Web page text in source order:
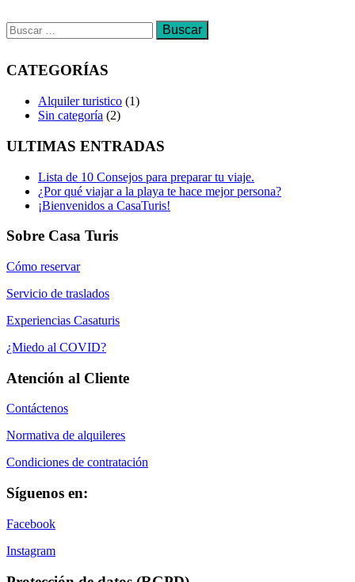
CATEGORÍAS
Alquiler turistico (1)
Sin categoría (2)
ULTIMAS ENTRADAS
Lista de 10 Consejos para preparar tu viaje.
¿Por qué viajar a la playa te hace mejor persona?
¡Bienvenidos a CasaTuris!
Sobre Casa Turis
Cómo reservar
Servicio de traslados
Experiencias Casaturis
¿Miedo al COVID?
Atención al Cliente
Contáctenos
Normativa de alquileres
Condiciones de contratación
Síguenos en:
Facebook
Instagram